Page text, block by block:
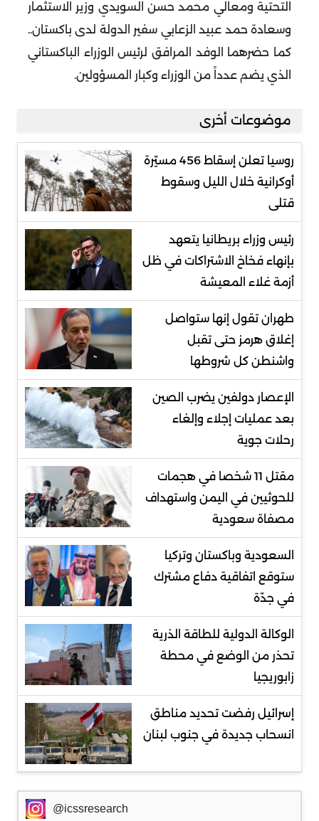
التحتية ومعالي محمد حسن السويدي وزير الاستثمار
وسعادة حمد عبيد الزعابي سفير الدولة لدى باكستان..
كما حضرهما الوفد المرافق لرئيس الوزراء الباكستاني
الذي يضم عدداً من الوزراء وكبار المسؤولين.
موضوعات أخرى
روسيا تعلن إسقاط 456 مسيّرة
أوكرانية خلال الليل وسقوط
قتلى
رئيس وزراء بريطانيا يتعهد
بإنهاء فخاخ الاشتراكات في ظل
أزمة غلاء المعيشة
طهران تقول إنها ستواصل
إغلاق هرمز حتى تقبل
واشنطن كل شروطها
الإعصار دولفين يضرب الصين
بعد عمليات إجلاء وإلغاء
رحلات جوية
مقتل 11 شخصا في هجمات
للحوثيين في اليمن واستهداف
مصفاة سعودية
السعودية وباكستان وتركيا
ستوقع اتفاقية دفاع مشترك
في جدّة
الوكالة الدولية للطاقة الذرية
تحذر من الوضع في محطة
زابوريجيا
إسرائيل رفضت تحديد مناطق
انسحاب جديدة في جنوب لبنان
@icssresearch